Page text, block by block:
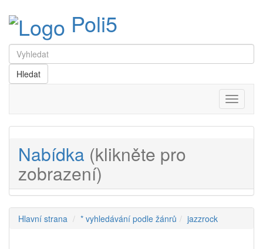
Poli5
Menu
Nabídka (klikněte pro
zobrazení)
Hlavní strana * vyhledávání podle žánrů jazzrock